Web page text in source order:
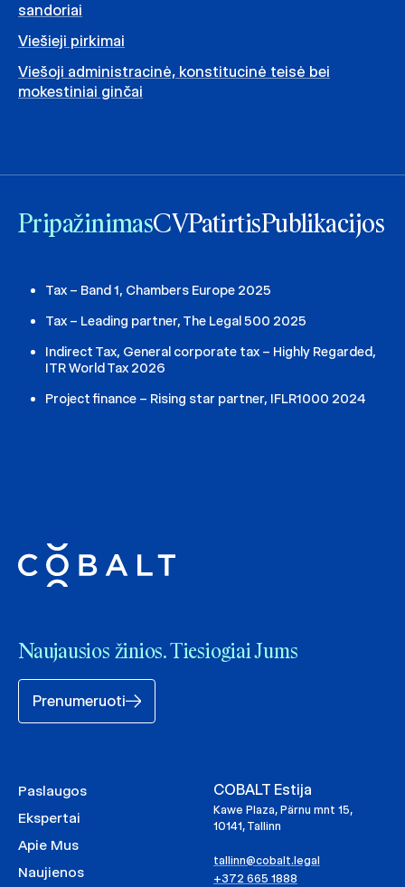
sandoriai
Viešieji pirkimai
Viešoji administracinė, konstitucinė teisė bei
mokestiniai ginčai
PripažinimasCVPatirtisPublikacijos
Tax – Band 1, Chambers Europe 2025
Tax – Leading partner, The Legal 500 2025
Indirect Tax, General corporate tax – Highly Regarded,
ITR World Tax 2026
Project finance – Rising star partner, IFLR1000 2024
Naujausios žinios. Tiesiogiai Jums
Prenumeruoti
Paslaugos
Ekspertai
Apie Mus
Naujienos
COBALT Estija
Kawe Plaza, Pärnu mnt 15,
10141, Tallinn
tallinn@cobalt.legal
+372 665 1888